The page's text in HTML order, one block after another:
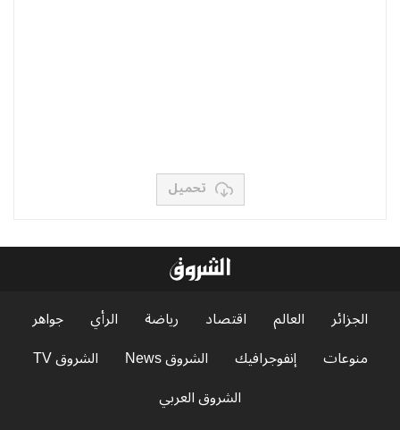
تحميل
الجزائر العالم اقتصاد رياضة الرأي
جواهر
منوعات
إنفوجرافيك الشروق News
الشروق TV
الشروق العربي